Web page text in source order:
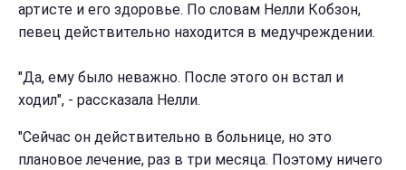
артисте и его здоровье. По словам Нелли Кобзон,
певец действительно находится в медучреждении.
"Да, ему было неважно. После этого он встал и
ходил", - рассказала Нелли.
"Сейчас он действительно в больнице, но это
плановое лечение, раз в три месяца. Поэтому ничего